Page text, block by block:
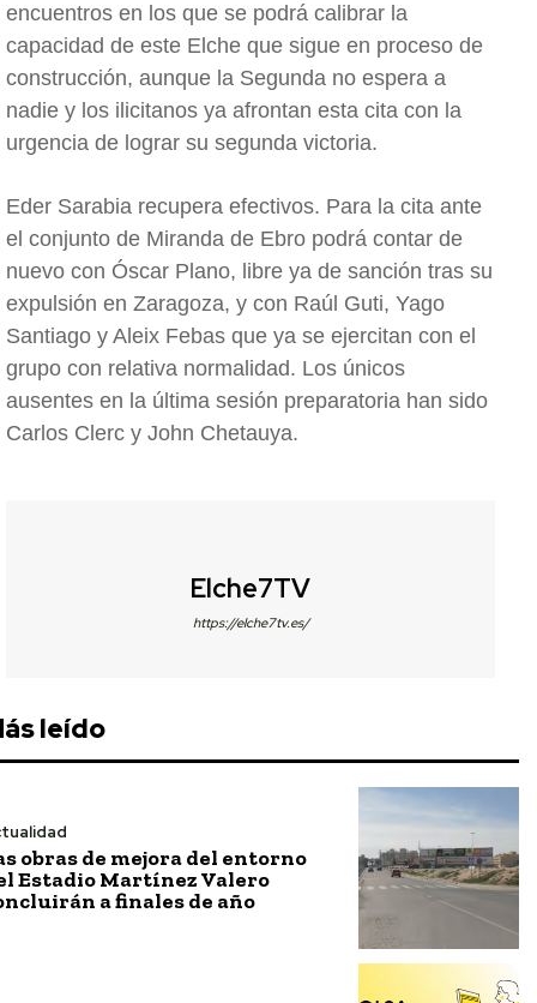
encuentros en los que se podrá calibrar la
capacidad de este Elche que sigue en proceso de
construcción, aunque la Segunda no espera a
nadie y los ilicitanos ya afrontan esta cita con la
urgencia de lograr su segunda victoria.
Eder Sarabia recupera efectivos. Para la cita ante
el conjunto de Miranda de Ebro podrá contar de
nuevo con Óscar Plano, libre ya de sanción tras su
expulsión en Zaragoza, y con Raúl Guti, Yago
Santiago y Aleix Febas que ya se ejercitan con el
grupo con relativa normalidad. Los únicos
ausentes en la última sesión preparatoria han sido
Carlos Clerc y John Chetauya.
Elche7TV
https://elche7tv.es/
leído
obras de mejora del entorno
Estadio Martínez Valero
a finales de año